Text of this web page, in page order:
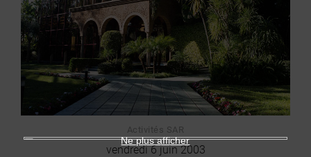
Ne plus afficher
Activités SAR
vendredi 6 juin 2003